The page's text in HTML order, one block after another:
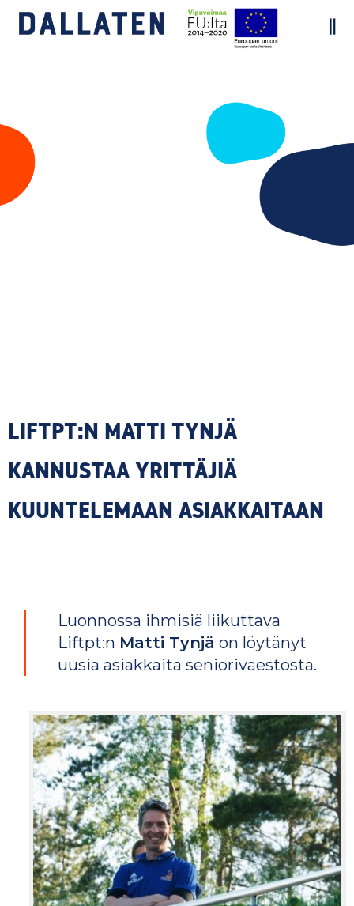
LIFTPT:N MATTI TYNJÄ
KANNUSTAA YRITTÄJIÄ
KUUNTELEMAAN ASIAKKAITAAN
Luonnossa ihmisiä liikuttava
Liftpt:n Matti Tynjä on löytänyt
uusia asiakkaita senioriväestöstä.